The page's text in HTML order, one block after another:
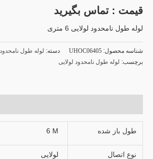
قیمت : تماس بگیرید
لوله طول نامحدود لولایی 6 متری
شناسه محصول: UHOC06405 دسته: لوله طول نامحدود
برچسب: لوله طول نامحدود لولایی
طول باز شده 6 M
نوع اتصال لولایی